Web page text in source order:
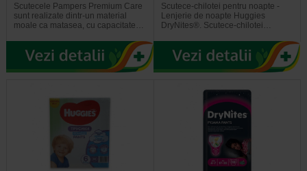
Scutecele Pampers Premium Care
sunt realizate dintr-un material
moale ca matasea, cu capacitate…
Scutece-chilotei pentru noapte -
Lenjerie de noapte Huggies
DryNites®. Scutece-chilotei…